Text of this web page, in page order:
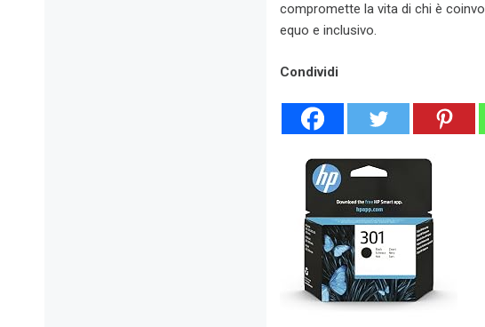
compromette la vita di chi è
equo e inclusivo.
Condividi